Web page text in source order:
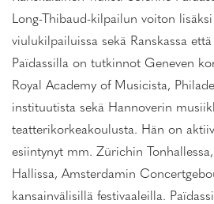
Long-Thibaud-kilpailun voiton
viulukilpailuissa sekä Ranskassa
Païdassilla on tutkinnot Geneven
Royal Academy of Musicista,
instituutista sekä Hannoverin
teatterikorkeakoulusta. Hän on
esiintynyt mm. Zürichin
Hallissa, Amsterdamin
kansainvälisillä festivaaleilla.